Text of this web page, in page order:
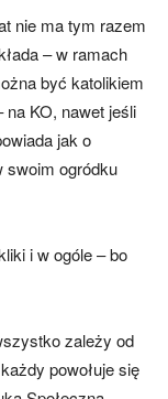
nie ma tym razem
– w ramach
być katolikiem
na KO, nawet jeśli
jak o
swoim ogródku
i w ogóle – bo
zależy od
powołuje się